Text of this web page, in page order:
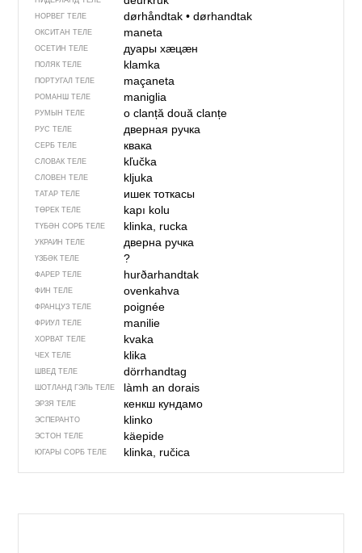
НОРВЕГ ТЕЛЕ dørhåndtak• dørhandtak
ОКСИТАН ТЕЛЕ maneta
ОСЕТИН ТЕЛЕ дуары хӕцӕн
ПОЛЯК ТЕЛЕ klamka
ПОРТУГАЛ ТЕЛЕ maçaneta
РОМАНШ ТЕЛЕ maniglia
РУМЫН ТЕЛЕ o clanțădouă clanțe
РУС ТЕЛЕ дверная ручка
СЕРБ ТЕЛЕ квака
СЛОВАК ТЕЛЕ kľučka
СЛОВЕН ТЕЛЕ kljuka
ТАТАР ТЕЛЕ ишек тоткасы
ТӨРЕК ТЕЛЕ kapı kolu
ТҮБӘН СОРБ ТЕЛЕ klinka, rucka
УКРАИН ТЕЛЕ дверна ручка
ҮЗБӘК ТЕЛЕ ?
ФАРЕР ТЕЛЕ hurðarhandtak
ФИН ТЕЛЕ ovenkahva
ФРАНЦУЗ ТЕЛЕ poignée
ФРИУЛ ТЕЛЕ manilie
ХОРВАТ ТЕЛЕ kvaka
ЧЕХ ТЕЛЕ klika
ШВЕД ТЕЛЕ dörrhandtag
ШОТЛАНД ГЭЛЬ ТЕЛЕ làmh an dorais
ЭРЗЯ ТЕЛЕ кенкш кундамо
ЭСПЕРАНТО klinko
ЭСТОН ТЕЛЕ käepide
ЮГАРЫ СОРБ ТЕЛЕ klinka, ručica